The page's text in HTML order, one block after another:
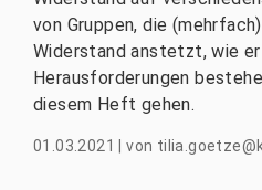
von Gruppen, die
Widerstand anstetzt, wie
Herausforderungen
diesem Heft gehen.
01.03.2021 |von